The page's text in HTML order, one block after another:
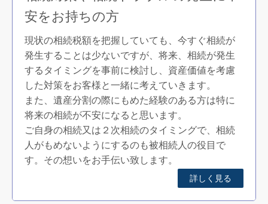
安をお持ちの方
現状の相続税額を把握していても、今すぐ相続が
発生することは少ないですが、将来、相続が発生
するタイミングを事前に検討し、資産価値を考慮
した対策をお客様と一緒に考えていきます。
また、遺産分割の際にもめた経験のある方は特に
将来の相続が不安になると思います。
ご自身の相続又は２次相続のタイミングで、相続
人がもめないようにするのも被相続人の役目で
す。その想いをお手伝い致します。
詳しく見る